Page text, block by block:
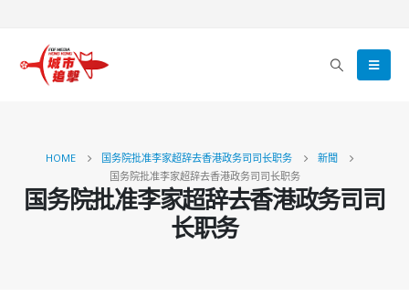
HOME 国务院批准李家超辞去香港政务司司长职务
新聞
国务院批准李家超辞去香港政务司司长职务
国务院批准李家超辞去香港政务司司
长职务